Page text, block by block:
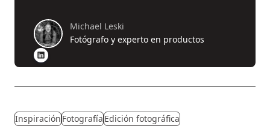
Michael Leski
Fotógrafo y experto en productos
InspiraciónFotografíaEdición fotográfica